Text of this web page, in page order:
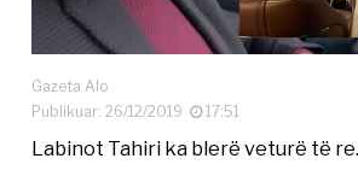
Gazeta Alo
Publikuar: 26/12/2019
17:51
Labinot Tahiri ka blerë veturë të re.